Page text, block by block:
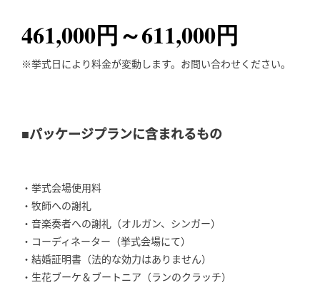
461,000円～611,000円
※挙式日により料金が変動します。お問い合わせください。
■パッケージプランに含まれるもの
・挙式会場使用料
・牧師への謝礼
・音楽奏者への謝礼（オルガン、シンガー）
・コーディネーター（挙式会場にて）
・結婚証明書（法的な効力はありません）
・生花ブーケ＆ブートニア（ランのクラッチ）